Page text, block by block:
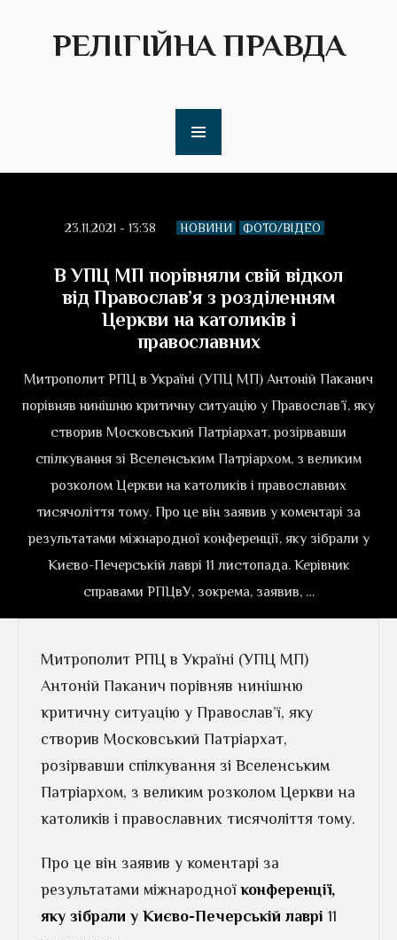
РЕЛІГІЙНА ПРАВДА
23.11.2021 - 13:38 НОВИНИ ФОТО/ВІДЕО
В УПЦ МП порівняли свій відкол
від Православ’я з розділенням
Церкви на католиків і
православних
Митрополит РПЦ в Україні (УПЦ МП) Антоній Паканич
порівняв нинішню критичну ситуацію у Православ’ї, яку
створив Московський Патріархат, розірвавши
спілкування зі Вселенським Патріархом, з великим
розколом Церкви на католиків і православних
тисячоліття тому. Про це він заявив у коментарі за
результатами міжнародної конференції, яку зібрали у
Києво-Печерській лаврі 11 листопада. Керівник
справами РПЦвУ, зокрема, заявив, …
Митрополит РПЦ в Україні (УПЦ МП)
Антоній Паканич порівняв нинішню
критичну ситуацію у Православ’ї, яку
створив Московський Патріархат,
розірвавши спілкування зі Вселенським
Патріархом, з великим розколом Церкви на
католиків і православних тисячоліття тому.
Про це він заявив у коментарі за
результатами міжнародноїконференції,
яку зібрали у Києво-Печерській лаврі 11